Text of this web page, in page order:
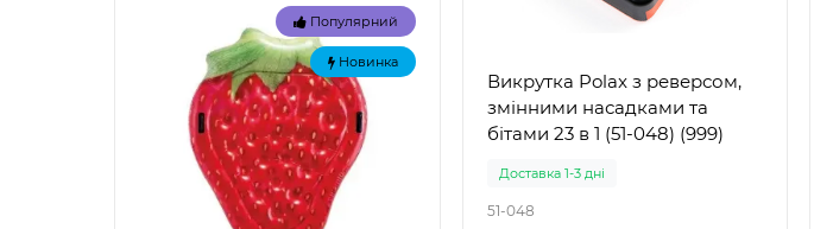
Популярний
Новинка
Викрутка Polax з реверсом,
змінними насадками та
бітами 23 в 1 (51-048) (999)
Доставка 1-3 дні
51-048